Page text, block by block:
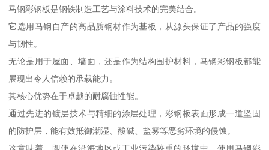
马钢彩钢板是钢铁制造工艺与涂料技术的完美结合。
它选用马钢自产的高品质钢材作为基板，从源头保证了产品的强度
与韧性。
无论是用于屋面、墙面，还是作为结构围护材料，马钢彩钢板都能
展现出令人信赖的承载能力。
其核心优势在于卓越的耐腐蚀性能。
通过先进的镀层技术与精细的涂层处理，彩钢板表面形成一道坚固
的防护层，能有效抵御潮湿、酸碱、盐雾等恶劣环境的侵蚀。
这意味着，即使在沿海地区或工业污染较重的环境中，使用马钢彩